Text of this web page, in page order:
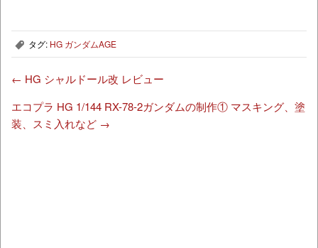
, タグ: HG ガンダムAGE
← HG シャルドール改 レビュー
エコプラ HG 1/144 RX-78-2ガンダムの制作① マスキング、塗
装、スミ入れなど →